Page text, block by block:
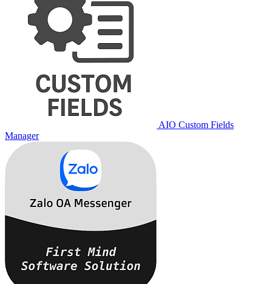
AIO Custom Fields
Manager